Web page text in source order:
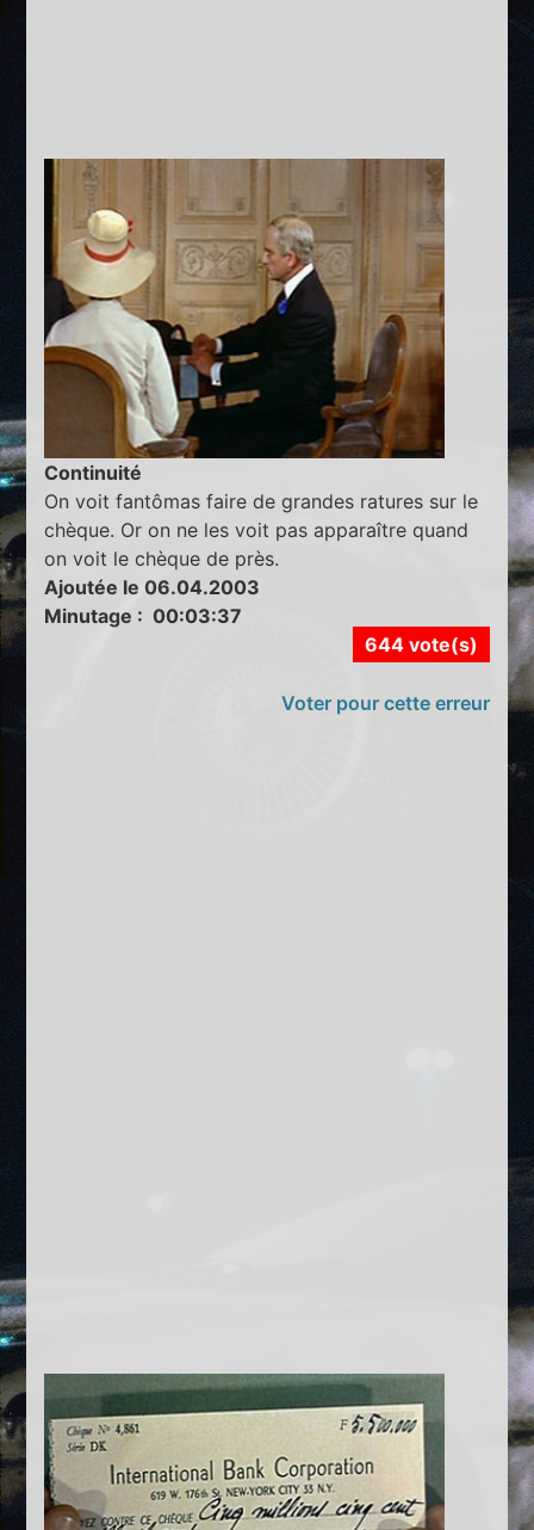
Continuité
On voit fantômas faire de grandes ratures sur le
chèque. Or on ne les voit pas apparaître quand
on voit le chèque de près.
Ajoutée le 06.04.2003
Minutage : 00:03:37
644 vote(s)
Voter pour cette erreur